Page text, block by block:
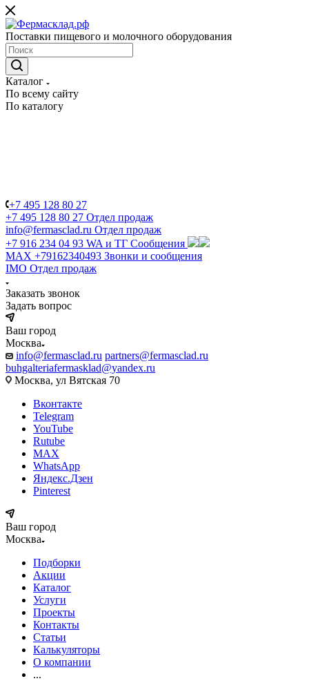
Поставки пищевого и молочного оборудования
Каталог
По всему сайту
По каталогу
+7 495 128 80 27
+7 495 128 80 27 Отдел продаж
info@fermasclad.ru Отдел продаж
+7 916 234 04 93 WA и ТГ Сообщения
MAX +79162340493 Звонки и сообщения
IMO Отдел продаж
Заказать звонок
Задать вопрос
Ваш город
Москва
info@fermasclad.ru partners@fermasclad.ru
buhgalteriafermasklad@yandex.ru
Москва, ул Вятская 70
Вконтакте
Telegram
YouTube
Rutube
MAX
WhatsApp
Яндекс.Дзен
Pinterest
Ваш город
Москва
Подборки
Акции
Каталог
Услуги
Проекты
Контакты
Статьи
Калькуляторы
О компании
...